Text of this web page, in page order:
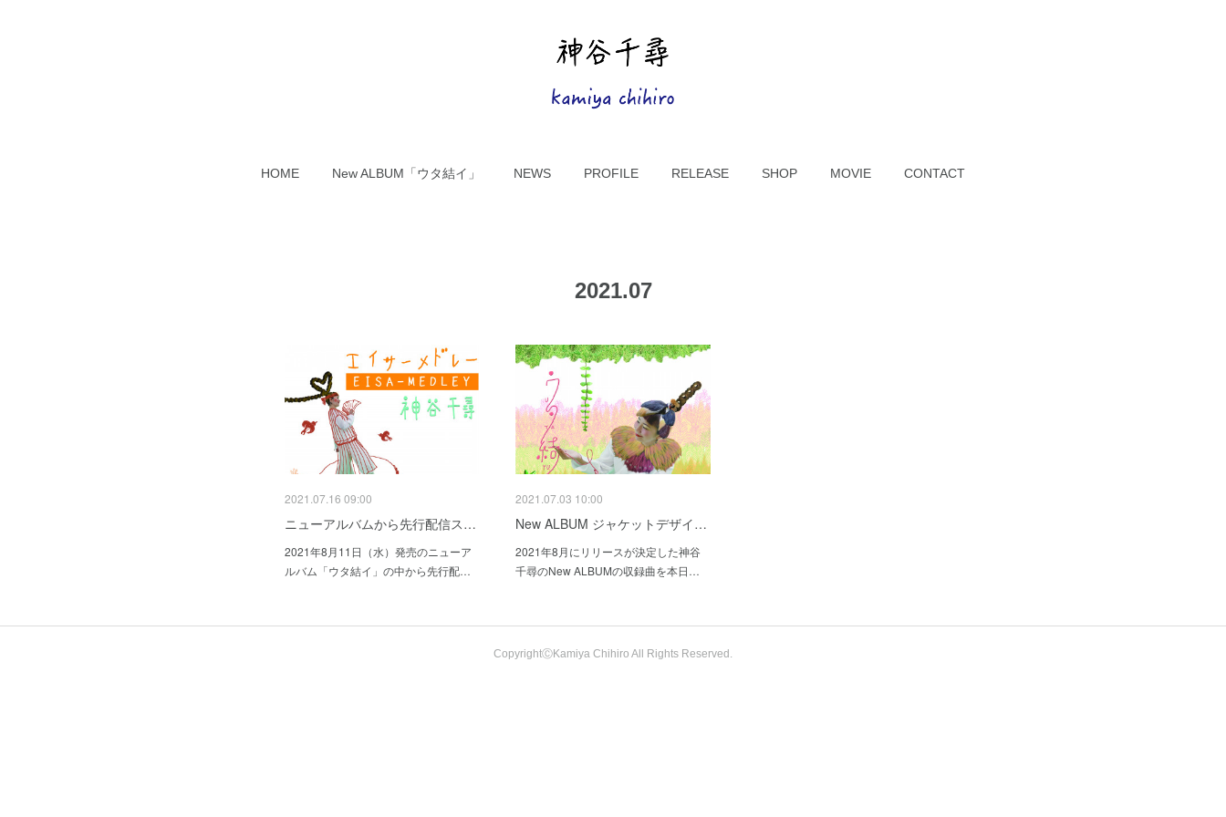
HOME New ALBUM「ウタ結イ」 NEWS PROFILE RELEASE SHOP MOVIE CONTACT
2021.07
2021.07.16 09:00
ニューアルバムから先行配信ス…
2021年8月11日（水）発売のニューア
ルバム「ウタ結イ」の中から先行配…
2021.07.03 10:00
New ALBUM ジャケットデザイ…
2021年8月にリリースが決定した神谷
千尋のNew ALBUMの収録曲を本日…
CopyrightⒸKamiya Chihiro All Rights Reserved.